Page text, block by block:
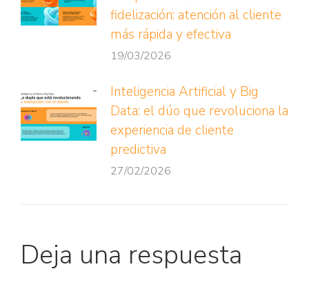
fidelización: atención al cliente
más rápida y efectiva
19/03/2026
Inteligencia Artificial y Big
Data: el dúo que revoluciona la
experiencia de cliente
predictiva
27/02/2026
Deja una respuesta